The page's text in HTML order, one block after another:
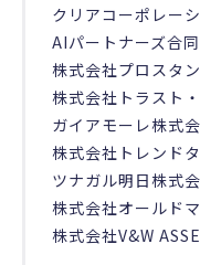
クリアコーポレー
AIパートナーズ合
株式会社プロスタ
株式会社トラスト
ガイアモーレ株式
株式会社トレンド
ツナガル明日株式
株式会社オールド
株式会社V&W